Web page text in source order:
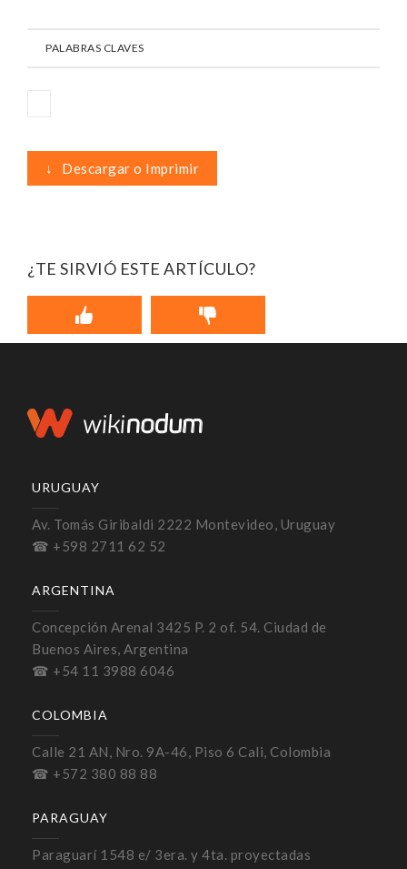
PALABRAS CLAVES
↓ Descargar o Imprimir
¿TE SIRVIÓ ESTE ARTÍCULO?
URUGUAY
Av. Tomás Giribaldi 2222 Montevideo, Uruguay
☎ +598 2711 62 52
ARGENTINA
Concepción Arenal 3425 P. 2 of. 54. Ciudad de
Buenos Aires, Argentina
☎ +54 11 3988 6046
COLOMBIA
Calle 21 AN, Nro. 9A-46, Piso 6 Cali, Colombia
☎ +572 380 88 88
PARAGUAY
Paraguarí 1548 e/ 3era. y 4ta. proyectadas